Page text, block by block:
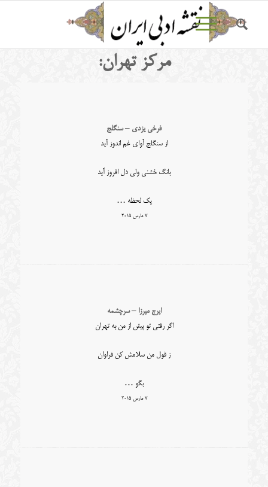
مرکز تهران:
فرخی یزدی – سنگلج
از سنگلج آوای غم اندوز آید
بانگ خشنی ولی دل افروز آید
یک لحظه …
7 مارس 2015
ایرج میرزا – سرچشمه
اگر رفتی تو پیش از من به تهران
ز قول من سلامش کن فراوان
بگو …
7 مارس 2015